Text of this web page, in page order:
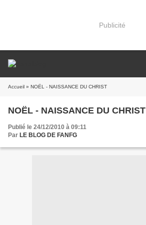
Publicité
Accueil » NOËL - NAISSANCE DU CHRIST
NOËL - NAISSANCE DU CHRIST
Publié le 24/12/2010 à 09:11
Par LE BLOG DE FANFG